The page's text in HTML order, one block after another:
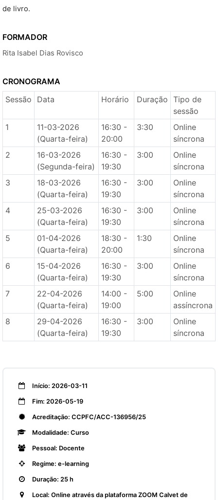
de livro.
FORMADOR
Rita Isabel Dias Rovisco
CRONOGRAMA
Sessão
Data Horário Duração Tipo de
sessão
1
11-03-2026
(Quarta-feira)
16:30 -
20:00
3:30
Online
síncrona
2
16-03-2026
(Segunda-feira)
16:30 -
19:30
3:00
Online
síncrona
3
18-03-2026
(Quarta-feira)
16:30 -
19:30
3:00
Online
síncrona
4
25-03-2026
(Quarta-feira)
16:30 -
19:30
3:00
Online
síncrona
5
01-04-2026
(Quarta-feira)
18:30 -
20:00
1:30
Online
síncrona
6
15-04-2026
(Quarta-feira)
16:30 -
19:30
3:00
Online
síncrona
7
22-04-2026
(Quarta-feira)
14:00 -
19:00
5:00
Online
assíncrona
8
29-04-2026
(Quarta-feira)
16:30 -
19:30
3:00
Online
síncrona
Início: 2026-03-11
Fim: 2026-05-19
Acreditação: CCPFC/ACC-136956/25
Modalidade: Curso
Pessoal: Docente
Regime: e-learning
Duração: 25 h
Local: Online através da plataforma ZOOM Calvet de